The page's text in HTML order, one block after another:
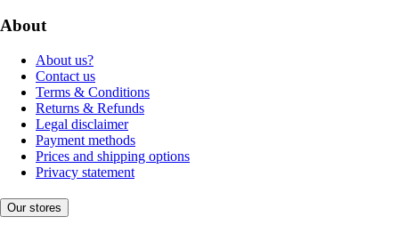
About
About us?
Contact us
Terms & Conditions
Returns & Refunds
Legal disclaimer
Payment methods
Prices and shipping options
Privacy statement
Our stores